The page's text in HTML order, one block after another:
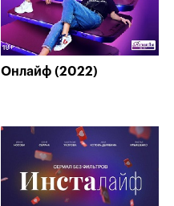
Онлайф (2022)